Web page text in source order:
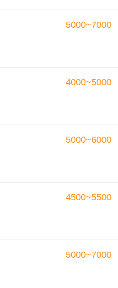
5000~7000
4000~5000
5000~6000
4500~5500
5000~7000